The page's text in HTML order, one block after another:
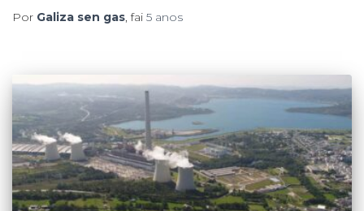
Por Galiza sen gas, fai 5 anos